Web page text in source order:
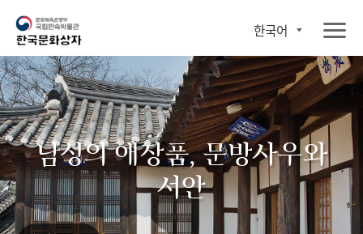
한국어
남성의 애장품, 문방사우와
서안